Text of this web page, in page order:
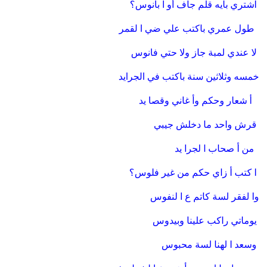
اشتري بايه قلم جاف أو ا بانوس؟
طول عمري باكتب علي ضي ا لقمر
لا عندي لمبة جاز ولا حتي فانوس
خمسه وثلاثين سنة باكتب في الجرايد
أ شعار وحكم وأ غاني وقصا يد
قرش واحد ما دخلش جيبي
من أ صحاب ا لجرا يد
ا كتب أ زاي حكم من غير فلوس؟
وا لفقر لسة كاتم ع ا لنفوس
يوماتي راكب علينا وبيدوس
وسعد ا لهنا لسة محبوس